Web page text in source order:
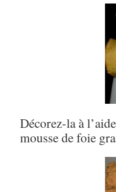
Décorez-la à
mousse de foie